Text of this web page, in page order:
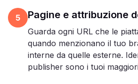
5 Pagine e attribuzione
Guarda ogni URL che le
quando menzionano il tuo
interne da quelle esterne.
publisher sono i tuoi